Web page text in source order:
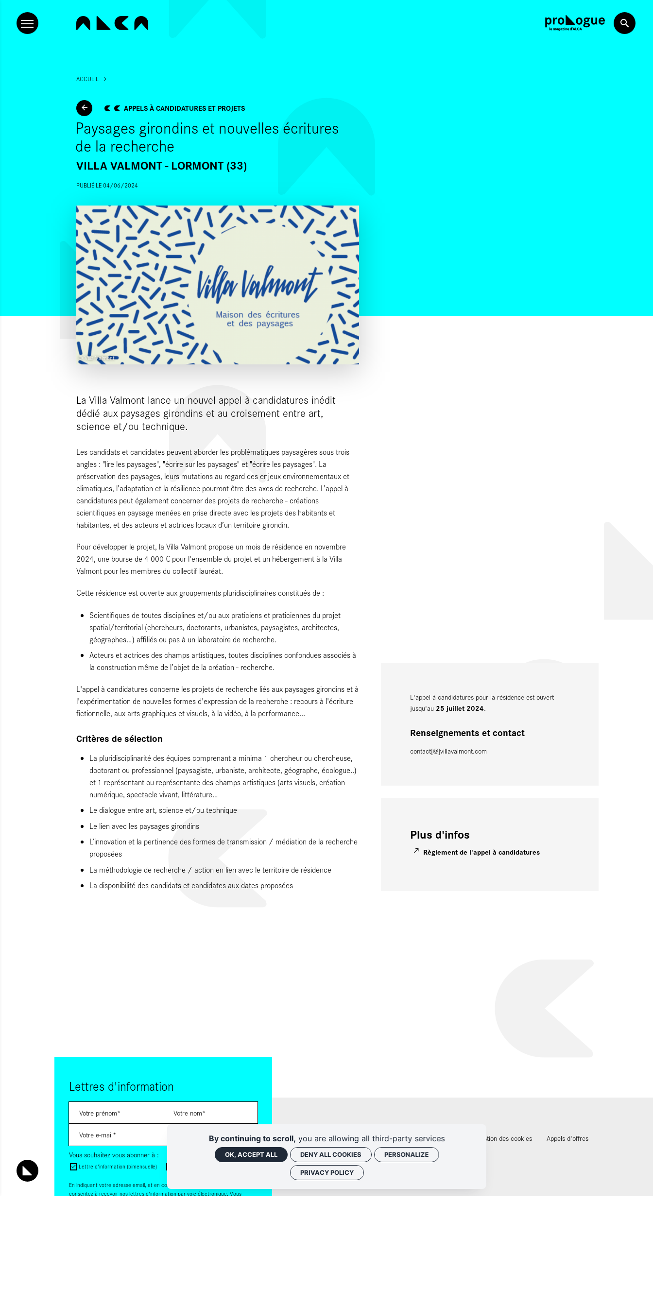
ACCUEIL
APPELS À CANDIDATURES ET PROJETS
Paysages girondins et nouvelles écritures
de la recherche
VILLA VALMONT - LORMONT (33)
PUBLIÉ LE 04/06/2024
© Villa Valmont
La Villa Valmont lance un nouvel appel à candidatures inédit
dédié aux paysages girondins et au croisement entre art,
science et/ou technique.
Les candidats et candidates peuvent aborder les problématiques paysagères sous trois
angles : "lire les paysages", "écrire sur les paysages" et "écrire les paysages". La
préservation des paysages, leurs mutations au regard des enjeux environnementaux et
climatiques, l’adaptation et la résilience pourront être des axes de recherche. L’appel à
candidatures peut également concerner des projets de recherche - créations
scientifiques en paysage menées en prise directe avec les projets des habitants et
habitantes, et des acteurs et actrices locaux d’un territoire girondin.
Pour développer le projet, la Villa Valmont propose un mois de résidence en novembre
2024, une bourse de 4 000 € pour l'ensemble du projet et un hébergement à la Villa
Valmont pour les membres du collectif lauréat.
Cette résidence est ouverte aux groupements pluridisciplinaires constitués de :
Scientifiques de toutes disciplines et/ou aux praticiens et praticiennes du projet
spatial/territorial (chercheurs, doctorants, urbanistes, paysagistes, architectes,
géographes…) affiliés ou pas à un laboratoire de recherche.
Acteurs et actrices des champs artistiques, toutes disciplines confondues associés à
la construction même de l’objet de la création - recherche.
L'appel à candidatures concerne les projets de recherche liés aux paysages girondins et à
l'expérimentation de nouvelles formes d'expression de la recherche : recours à l'écriture
fictionnelle, aux arts graphiques et visuels, à la vidéo, à la performance...
Critères de sélection
La pluridisciplinarité des équipes comprenant a minima 1 chercheur ou chercheuse,
doctorant ou professionnel (paysagiste, urbaniste, architecte, géographe, écologue..)
et 1 représentant ou représentante des champs artistiques (arts visuels, création
numérique, spectacle vivant, littérature…
Le dialogue entre art, science et/ou technique
Le lien avec les paysages girondins
L’innovation et la pertinence des formes de transmission / médiation de la recherche
proposées
La méthodologie de recherche / action en lien avec le territoire de résidence
La disponibilité des candidats et candidates aux dates proposées
L'appel à candidatures pour la résidence est ouvert
jusqu'au 25 juillet 2024.
Renseignements et contact
contact[@]villavalmont.com
Plus d'infos
Règlement de l'appel à candidatures
Lettres d'information
Vous souhaitez vous abonner à :
Lettre d'information (bimensuelle)
En indiquant votre adresse email, et en cochant la ou les cases associées, vous
consentez à recevoir nos lettres d'information par voie électronique. Vous
Politique de confidentialité Gestion des cookies Appels d'offres
By continuing to scroll, you are allowing all third-party services
OK, ACCEPT ALL DENY ALL COOKIES PERSONALIZE
PRIVACY POLICY